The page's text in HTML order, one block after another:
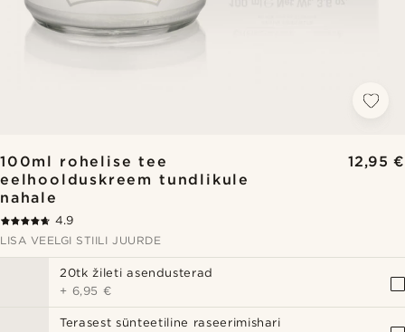
100ml rohelise tee
eelhoolduskreem tundlikule
nahale
12,95 €
4.9
LISA VEELGI STIILI JUURDE
20tk žileti asendusterad
+ 6,95 €
Terasest sünteetiline raseerimishari